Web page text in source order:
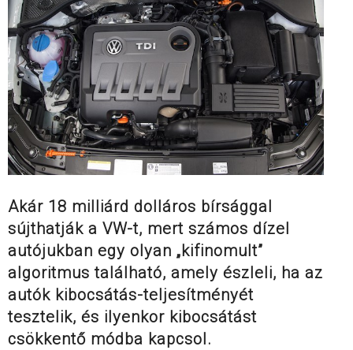
Akár 18 milliárd dolláros bírsággal
sújthatják a VW-t, mert számos dízel
autójukban egy olyan „kifinomult”
algoritmus található, amely észleli, ha az
autók kibocsátás-teljesítményét
tesztelik, és ilyenkor kibocsátást
csökkentő módba kapcsol.